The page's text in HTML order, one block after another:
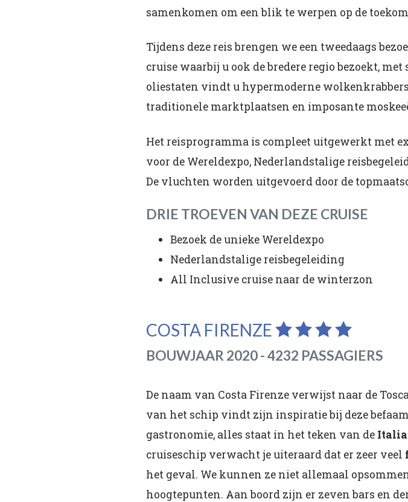
samenkomen om een blik te werpen op de
Tijdens deze reis brengen we een tweedaags
cruise waarbij u ook de bredere regio bezoekt,
oliestaten vindt u hypermoderne
traditionele marktplaatsen en imposante
Het reisprogramma is compleet uitgewerkt met
voor de Wereldexpo, Nederlandstalige
De vluchten worden uitgevoerd door de
DRIE TROEVEN VAN DEZE CRUISE
Bezoek de unieke Wereldexpo
Nederlandstalige reisbegeleiding
All Inclusive cruise naar de winterzon
COSTA FIRENZE
BOUWJAAR 2020 - 4232 PASSAGIERS
De naam van Costa Firenze verwijst naar de
van het schip vindt zijn inspiratie bij deze
gastronomie, alles staat in het teken van de
cruiseschip verwacht je uiteraard dat er zeer veel
het geval. We kunnen ze niet allemaal
hoogtepunten. Aan boord zijn er zeven bars en